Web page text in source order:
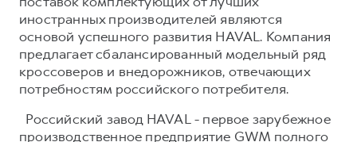
иностранных производителей являются
основой успешного развития HAVAL. Компания
предлагает сбалансированный модельный ряд
кроссоверов и внедорожников, отвечающих
потребностям российского потребителя.
Российский завод HAVAL - первое зарубежное
производственное предприятие GWM полного